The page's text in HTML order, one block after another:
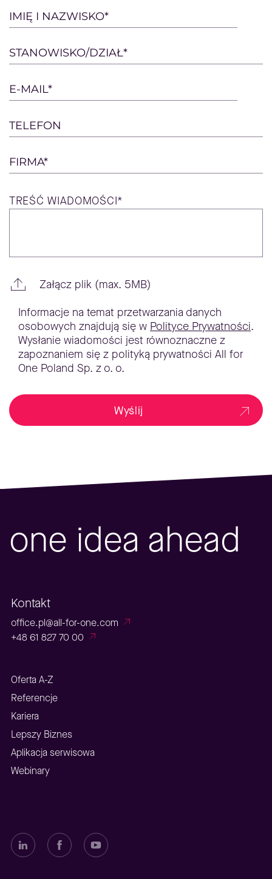
Please
this
field
empty.
IMIĘ I NAZWISKO*
STANOWISKO/DZIAŁ*
E-MAIL*
TELEFON
FIRMA*
TREŚĆ WIADOMOŚCI*
Załącz plik (max. 5MB)
Informacje na temat przetwarzania danych
osobowych znajdują się w Polityce Prywatności.
Wysłanie wiadomości jest równoznaczne z
zapoznaniem się z polityką prywatności All for
One Poland Sp. z o. o.
Wyślij
one idea ahead
Kontakt
office.pl@all-for-one.com
+48 61 827 70 00
Oferta A-Z
Referencje
Kariera
Lepszy Biznes
Aplikacja serwisowa
Webinary